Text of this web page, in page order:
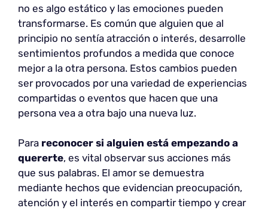
no es algo estático y las emociones pueden
transformarse. Es común que alguien que al
principio no sentía atracción o interés, desarrolle
sentimientos profundos a medida que conoce
mejor a la otra persona. Estos cambios pueden
ser provocados por una variedad de experiencias
compartidas o eventos que hacen que una
persona vea a otra bajo una nueva luz.
Para reconocer si alguien está empezando a
quererte, es vital observar sus acciones más
que sus palabras. El amor se demuestra
mediante hechos que evidencian preocupación,
atención y el interés en compartir tiempo y crear